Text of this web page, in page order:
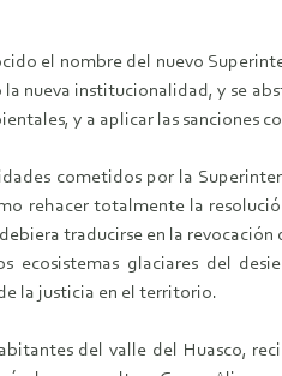
el nombre del nuevo
la nueva institucionalidad, y se
y a aplicar las sanciones
cometidos por la
rehacer totalmente la
traducirse en la
ecosistemas glaciares del
la justicia en el territorio.
del valle del Huasco,